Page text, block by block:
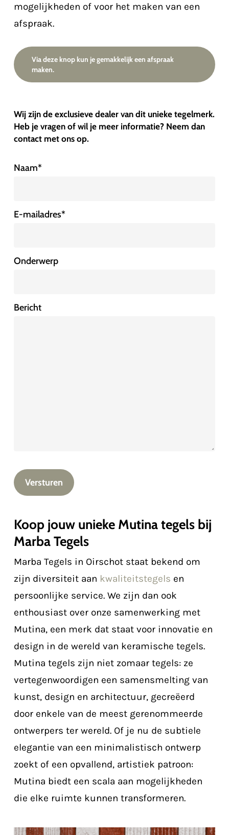
mogelijkheden of voor het maken van een
afspraak.
Via deze knop kun je gemakkelijk een afspraak
maken.
Wij zijn de exclusieve dealer van dit unieke tegelmerk.
Heb je vragen of wil je meer informatie? Neem dan
contact met ons op.
Naam*
E-mailadres*
Onderwerp
Bericht
Versturen
Koop jouw unieke Mutina tegels bij
Marba Tegels
Marba Tegels in Oirschot staat bekend om
zijn diversiteit aan kwaliteitstegels en
persoonlijke service. We zijn dan ook
enthousiast over onze samenwerking met
Mutina, een merk dat staat voor innovatie en
design in de wereld van keramische tegels.
Mutina tegels zijn niet zomaar tegels: ze
vertegenwoordigen een samensmelting van
kunst, design en architectuur, gecreëerd
door enkele van de meest gerenommeerde
ontwerpers ter wereld. Of je nu de subtiele
elegantie van een minimalistisch ontwerp
zoekt of een opvallend, artistiek patroon:
Mutina biedt een scala aan mogelijkheden
die elke ruimte kunnen transformeren.